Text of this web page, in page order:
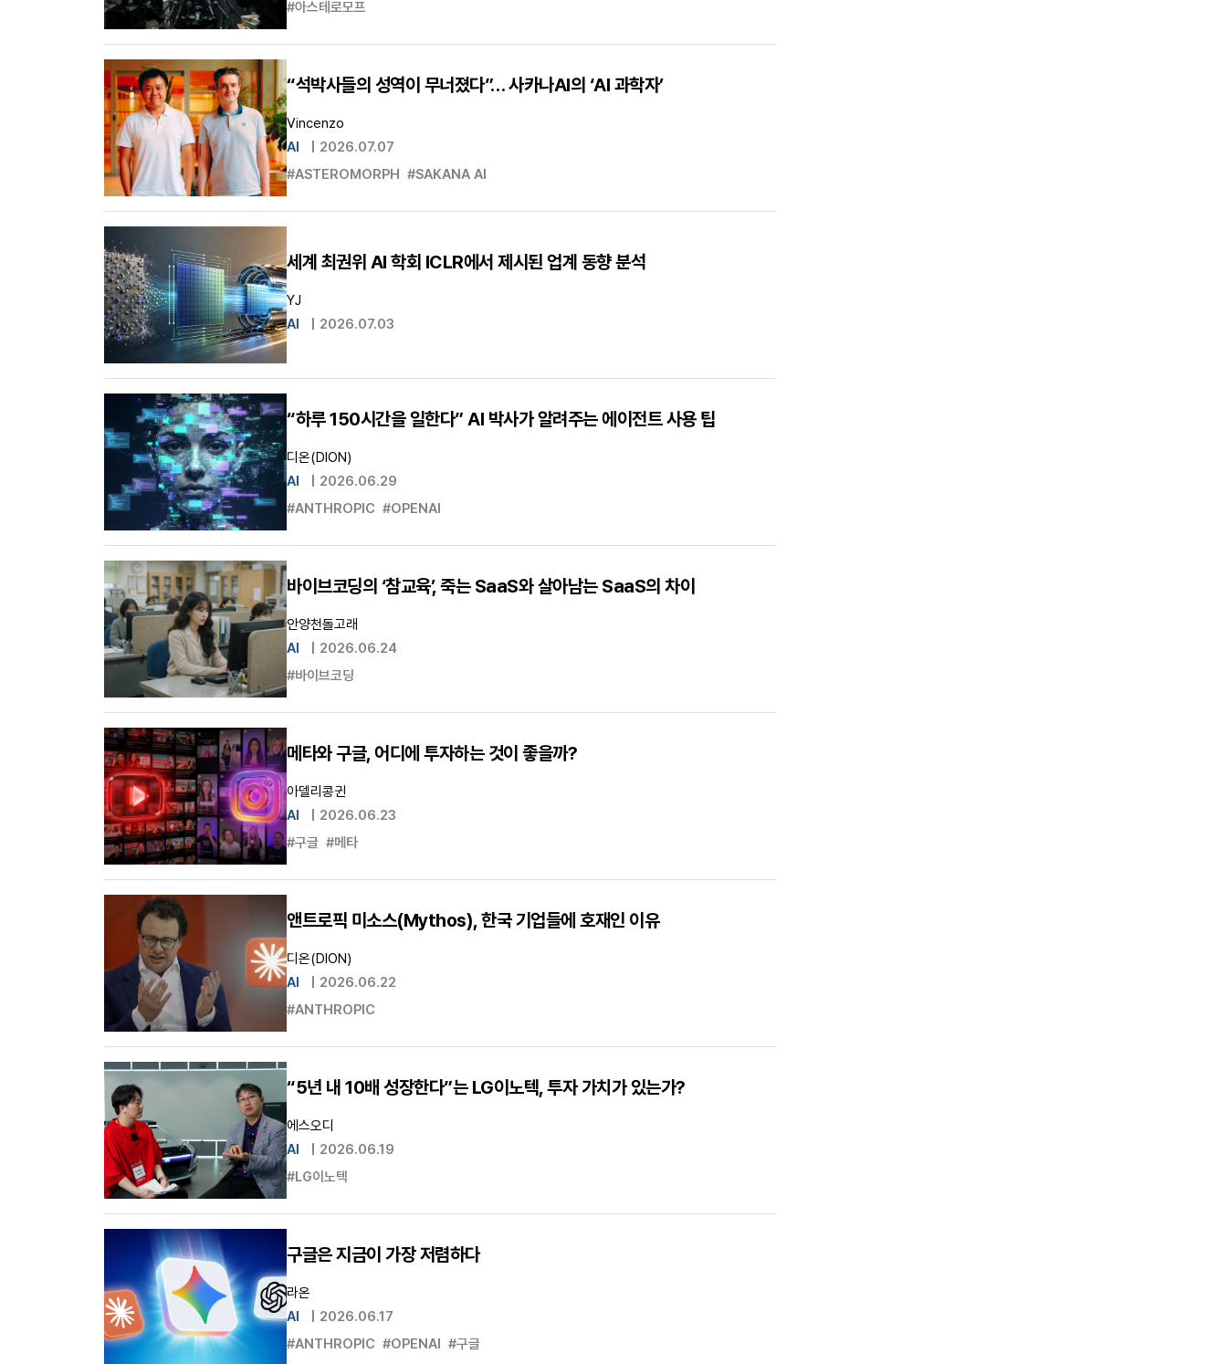
#아스테로모프
“석박사들의 성역이 무너졌다”… 사카나AI의 ‘AI 과학자’
Vincenzo
AI
2026.07.07
#ASTEROMORPH #SAKANA AI
세계 최권위 AI 학회 ICLR에서 제시된 업계 동향 분석
YJ
AI
2026.07.03
“하루 150시간을 일한다” AI 박사가 알려주는 에이전트 사용 팁
디온(DION)
AI
2026.06.29
#ANTHROPIC #OPENAI
바이브코딩의 ‘참교육’, 죽는 SaaS와 살아남는 SaaS의 차이
안양천돌고래
AI
2026.06.24
#바이브코딩
메타와 구글, 어디에 투자하는 것이 좋을까?
아델리콩귄
AI
2026.06.23
#구글 #메타
앤트로픽 미소스(Mythos), 한국 기업들에 호재인 이유
디온(DION)
AI
2026.06.22
#ANTHROPIC
“5년 내 10배 성장한다”는 LG이노텍, 투자 가치가 있는가?
에스오디
AI
2026.06.19
#LG이노텍
구글은 지금이 가장 저렴하다
라온
AI
2026.06.17
#ANTHROPIC #OPENAI #구글